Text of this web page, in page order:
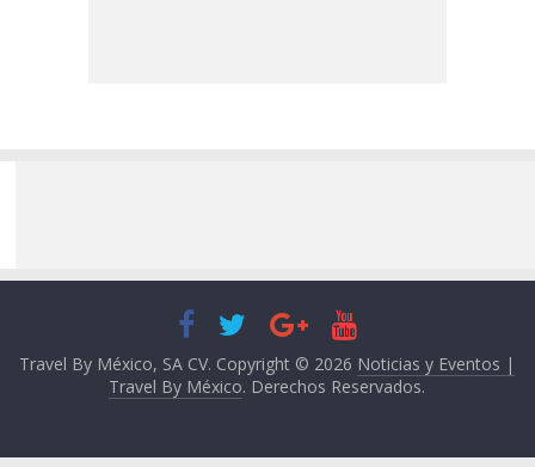
Travel By México, SA CV. Copyright © 2026 Noticias y Eventos |
Travel By México. Derechos Reservados.